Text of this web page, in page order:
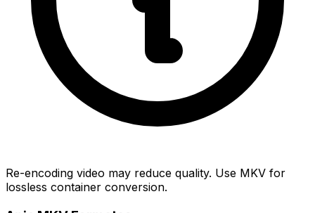
Re-encoding video may reduce quality. Use MKV for
lossless container conversion.